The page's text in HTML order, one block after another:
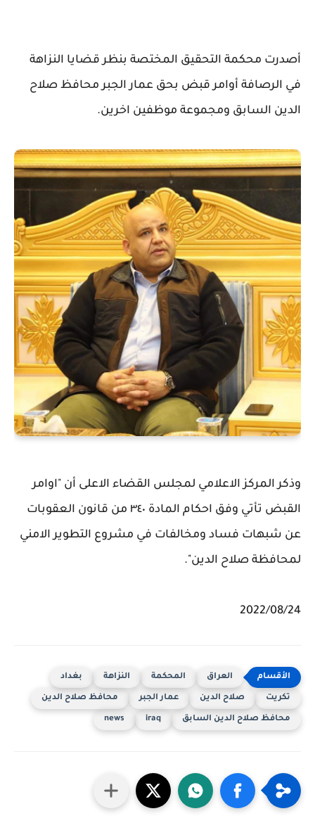
أصدرت محكمة التحقيق المختصة بنظر قضايا النزاهة
في الرصافة أوامر قبض بحق عمار الجبر محافظ صلاح
الدين السابق ومجموعة موظفين اخرين.
وذكر المركز الاعلامي لمجلس القضاء الاعلى أن "اوامر
القبض تأتي وفق احكام المادة ٣٤٠ من قانون العقوبات
عن شبهات فساد ومخالفات في مشروع التطوير الامني
لمحافظة صلاح الدين".
2022/08/24
العراق المحكمة النزاهة بغداد
تكريت صلاح الدين عمار الجبر محافظ صلاح الدين
محافظ صلاح الدين السابق iraq
news